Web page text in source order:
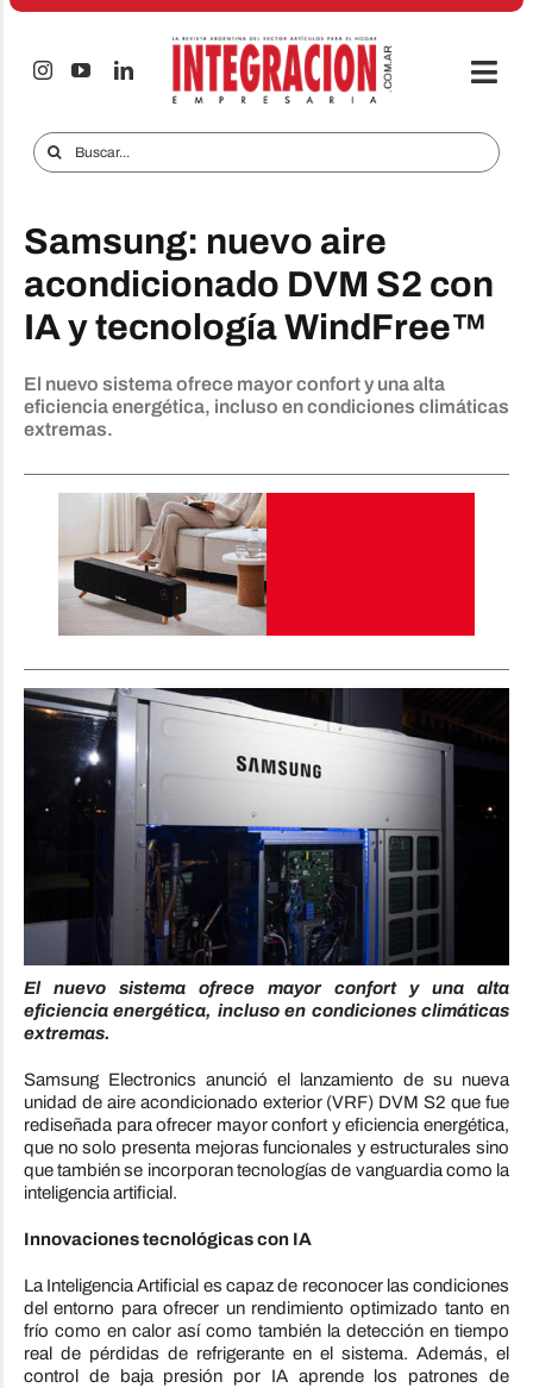
Saltar
Audio & TV
iTECNO
Celulares
Informes Especiales
Contacto
Buscar:
Samsung: nuevo aire
acondicionado DVM S2 con
IA y tecnología WindFree™
El nuevo sistema ofrece mayor confort y una alta
eficiencia energética, incluso en condiciones climáticas
extremas.
El nuevo sistema ofrece mayor confort y una alta
eficiencia energética, incluso en condiciones climáticas
extremas.
Samsung Electronics anunció el lanzamiento de su nueva
unidad de aire acondicionado exterior (VRF) DVM S2 que fue
rediseñada para ofrecer mayor confort y eficiencia energética,
que no solo presenta mejoras funcionales y estructurales sino
que también se incorporan tecnologías de vanguardia como la
inteligencia artificial.
Innovaciones tecnológicas con IA
La Inteligencia Artificial es capaz de reconocer las condiciones
del entorno para ofrecer un rendimiento optimizado tanto en
frío como en calor así como también la detección en tiempo
real de pérdidas de refrigerante en el sistema. Además, el
control de baja presión por IA aprende los patrones de